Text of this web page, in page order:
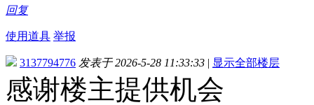
回复
使用道具 举报
3137794776 发表于 2026-5-28 11:33:33 | 显示全部楼层
感谢楼主提供机会